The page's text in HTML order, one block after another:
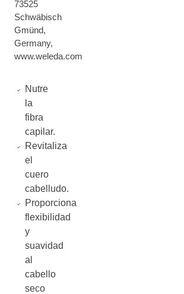
73525
Schwäbisch
Gmünd,
Germany,
www.weleda.com
Nutre
la
fibra
capilar.
Revitaliza
el
cuero
cabelludo.
Proporciona
flexibilidad
y
suavidad
al
cabello
seco